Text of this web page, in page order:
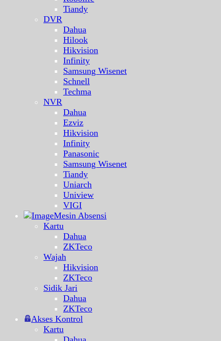
Tiandy
DVR
Dahua
Hilook
Hikvision
Infinity
Samsung Wisenet
Schnell
Techma
NVR
Dahua
Ezviz
Hikvision
Infinity
Panasonic
Samsung Wisenet
Tiandy
Uniarch
Uniview
VIGI
Mesin Absensi
Kartu
Dahua
ZKTeco
Wajah
Hikvision
ZKTeco
Sidik Jari
Dahua
ZKTeco
Akses Kontrol
Kartu